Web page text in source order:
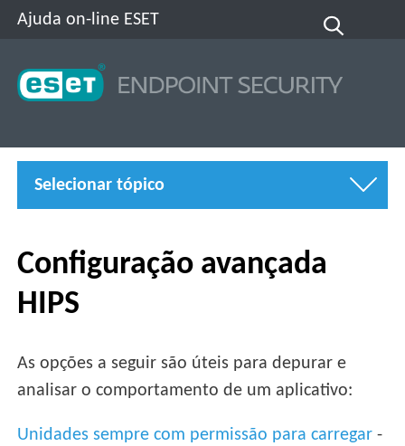
Ajuda on-line ESET
Selecionar tópico
Configuração avançada
HIPS
As opções a seguir são úteis para depurar e
analisar o comportamento de um aplicativo:
Unidades sempre com permissão para carregar -